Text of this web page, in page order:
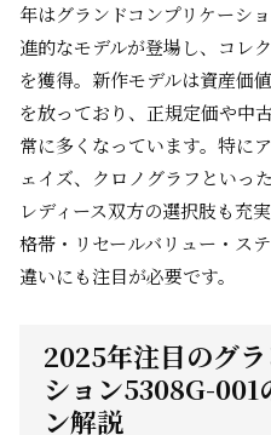
年はグランドコンプリケーシ
進的なモデルが登場し、コレ
を獲得。新作モデルは資産価
を放っており、正規定価や中
常に多くなっています。特に
ェイズ、クロノグラフといっ
レディース双方の選択肢も充
格帯・リセールバリュー・ス
違いにも注目が必要です。
2025年注目のグ
ション5308G-001
ン解説